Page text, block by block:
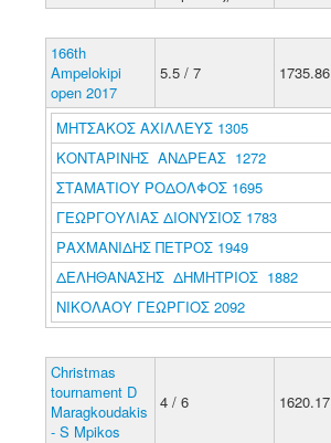
166th
Ampelokipi
open 2017
5.5 / 7 1735.86
ΜΗΤΣΑΚΟΣ ΑΧΙΛΛΕΥΣ 1305
ΚΟΝΤΑΡΙΝΗΣ ΑΝΔΡΕΑΣ 1272
ΣΤΑΜΑΤΙΟΥ ΡΟΔΟΛΦΟΣ 1695
ΓΕΩΡΓΟΥΛΙΑΣ ΔΙΟΝΥΣΙΟΣ 1783
ΡΑΧΜΑΝΙΔΗΣ ΠΕΤΡΟΣ 1949
ΔΕΛΗΘΑΝΑΣΗΣ ΔΗΜΗΤΡΙΟΣ 1882
ΝΙΚΟΛΑΟΥ ΓΕΩΡΓΙΟΣ 2092
Christmas
tournament D
Maragkoudakis
- S Mpikos
4 / 6 1620.17